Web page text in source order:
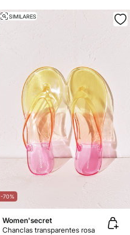
-70%
SIMILARES
Women'secret
Chanclas transparentes rosa